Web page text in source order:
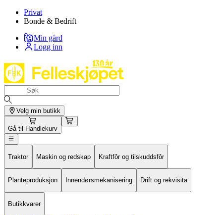
Privat
Bonde & Bedrift
Min gård
Logg inn
Velg min butikk
Gå til Handlekurv
Traktor Maskin og redskap Kraftfôr og tilskuddsfôr
Planteproduksjon Innendørsmekanisering Drift og rekvisita
Butikkvarer